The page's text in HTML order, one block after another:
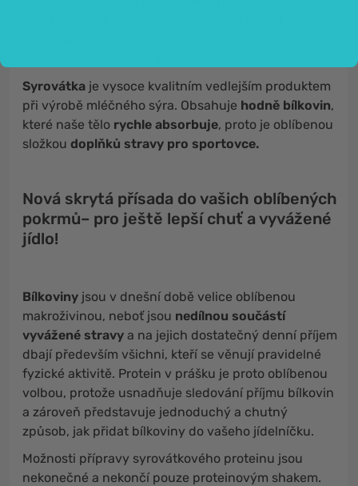
Syrovátka je vysoce kvalitním vedlejším produktem
při výrobě mléčného sýra. Obsahuje hodně bílkovin,
které naše tělo rychle absorbuje, proto je oblíbenou
složkou doplňků stravy pro sportovce.
Nová skrytá přísada do vašich oblíbených
pokrmů– pro ještě lepší chuť a vyvážené
jídlo!
Bílkoviny jsou v dnešní době velice oblíbenou
makroživinou, neboť jsou nedílnou součástí
vyvážené stravy a na jejich dostatečný denní příjem
dbají především všichni, kteří se věnují pravidelné
fyzické aktivitě. Protein v prášku je proto oblíbenou
volbou, protože usnadňuje sledování příjmu bílkovin
a zároveň představuje jednoduchý a chutný
způsob, jak přidat bílkoviny do vašeho jídelníčku.
Možnosti přípravy syrovátkového proteinu jsou
nekonečné a nekončí pouze proteinovým shakem.